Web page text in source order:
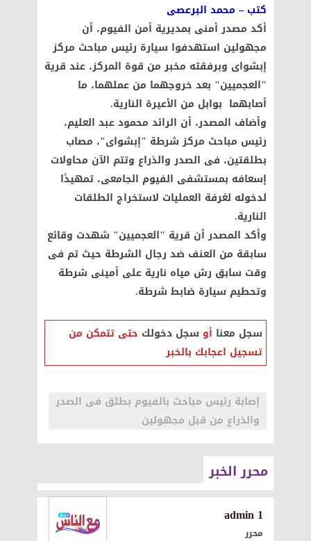
كتب – محمد البرعصى
أكد مصدر أمنى بمديرية أمن الفيوم، أن
مجهولين استهدفوا سيارة رئيس مباحث مركز
إبشواى وبرفقته مخبر من قوة المركز، عند قرية
"العجميين" بعد خروجهما من عملهما، ما
أصابهما بوابل من الأعيرة النارية.
وأضاف المصدر، أن الرائد محمود عبد العليم،
رئيس مباحث مركز شرطة "إبشواى"، مصاب
بطلقتين، فى الصدر والذراع وتتم الآن محاولات
إسعافه بمستشفى الفيوم الجامعى، تمهيدًا
لدخوله لغرفة العمليات لاستخراج الطلقات
النارية.
وأكد المصدر أن قرية "العجميين" شهدت وقائع
سابقة من العنف ضد رجال الشرطة حيث تم فى
وقت سابق رش مياه نارية على أمينى شرطة
وتحطيم سيارة ضابط شرطة.
سجل معنا أو سجل دخولك حتى تتمكن من
تسجيل اعجابك بالخبر
إصابة رئيس مباحث بالفيوم بطلق فى الصدر
والذراع من قبل مجهولين
محرر الخبر
1 admin
محرر